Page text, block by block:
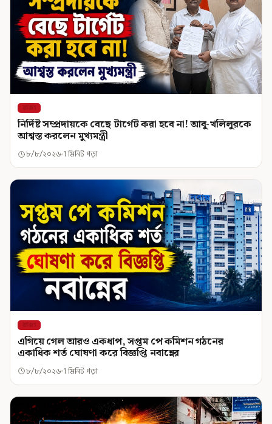
রাজ্য
নির্দিষ্ট সম্প্রদায়কে বেছে টার্গেট করা হবে না! আবু-খলিলুরকে
আশ্বস্ত করলেন মুখ্যমন্ত্রী
৮/৮/২০২৬ 1 মিনিট পড়া
রাজ্য
এগিয়ে গেল আরও একধাপ, সপ্তম পে কমিশন গঠনের
একাধিক শর্ত ঘোষণা করে বিজ্ঞপ্তি নবান্নের
৮/৮/২০২৬ 1 মিনিট পড়া